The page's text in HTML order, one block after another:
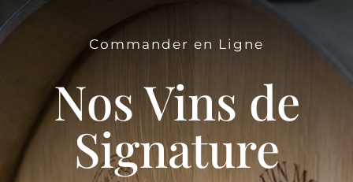
Le Domaine
Œnotourisme
Acheter en ligne
Actualités
Commander en Ligne
Nos Vins de
Signature